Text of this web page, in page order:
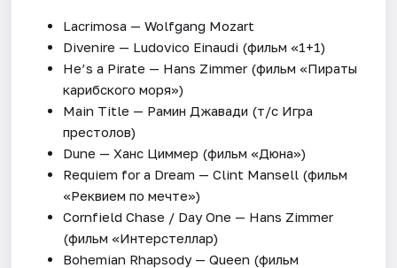
Lacrimosa — Wolfgang Mozart
Divenire — Ludovico Einaudi (фильм «1+1)
He’s a Pirate — Hans Zimmer (фильм «Пираты
карибского моря»)
Main Title — Рамин Джавади (т/с Игра
престолов)
Dune — Ханс Циммер (фильм «Дюна»)
Requiem for a Dream — Clint Mansell (фильм
«Реквием по мечте»)
Cornfield Chase / Day One — Hans Zimmer
(фильм «Интерстеллар)
Bohemian Rhapsody — Queen (фильм